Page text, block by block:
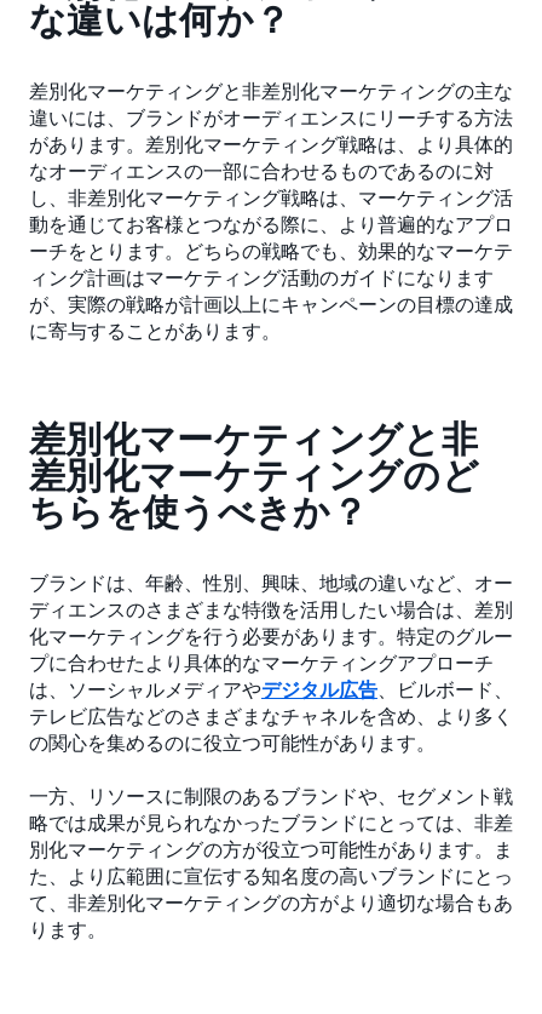
な違いは何か？
差別化マーケティングと非差別化マーケティングの主な
違いには、ブランドがオーディエンスにリーチする方法
があります。差別化マーケティング戦略は、より具体的
なオーディエンスの一部に合わせるものであるのに対
し、非差別化マーケティング戦略は、マーケティング活
動を通じてお客様とつながる際に、より普遍的なアプロ
ーチをとります。どちらの戦略でも、効果的なマーケテ
ィング計画はマーケティング活動のガイドになります
が、実際の戦略が計画以上にキャンペーンの目標の達成
に寄与することがあります。
差別化マーケティングと非
差別化マーケティングのど
ちらを使うべきか？
ブランドは、年齢、性別、興味、地域の違いなど、オー
ディエンスのさまざまな特徴を活用したい場合は、差別
化マーケティングを行う必要があります。特定のグルー
プに合わせたより具体的なマーケティングアプローチ
は、ソーシャルメディアやデジタル広告 、ビルボード、
テレビ広告などのさまざまなチャネルを含め、より多く
の関心を集めるのに役立つ可能性があります。
一方、リソースに制限のあるブランドや、セグメント戦
略では成果が見られなかったブランドにとっては、非差
別化マーケティングの方が役立つ可能性があります。ま
た、より広範囲に宣伝する知名度の高いブランドにとっ
て、非差別化マーケティングの方がより適切な場合もあ
ります。